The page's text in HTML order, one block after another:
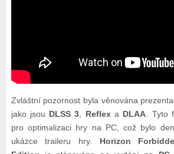
Zvláštní pozornost byla věnována
jako jsou DLSS 3 Reflexa DLAA . Tyto
pro optimalizaci hry na PC, což bylo
ukázce traileru hry. Horizon